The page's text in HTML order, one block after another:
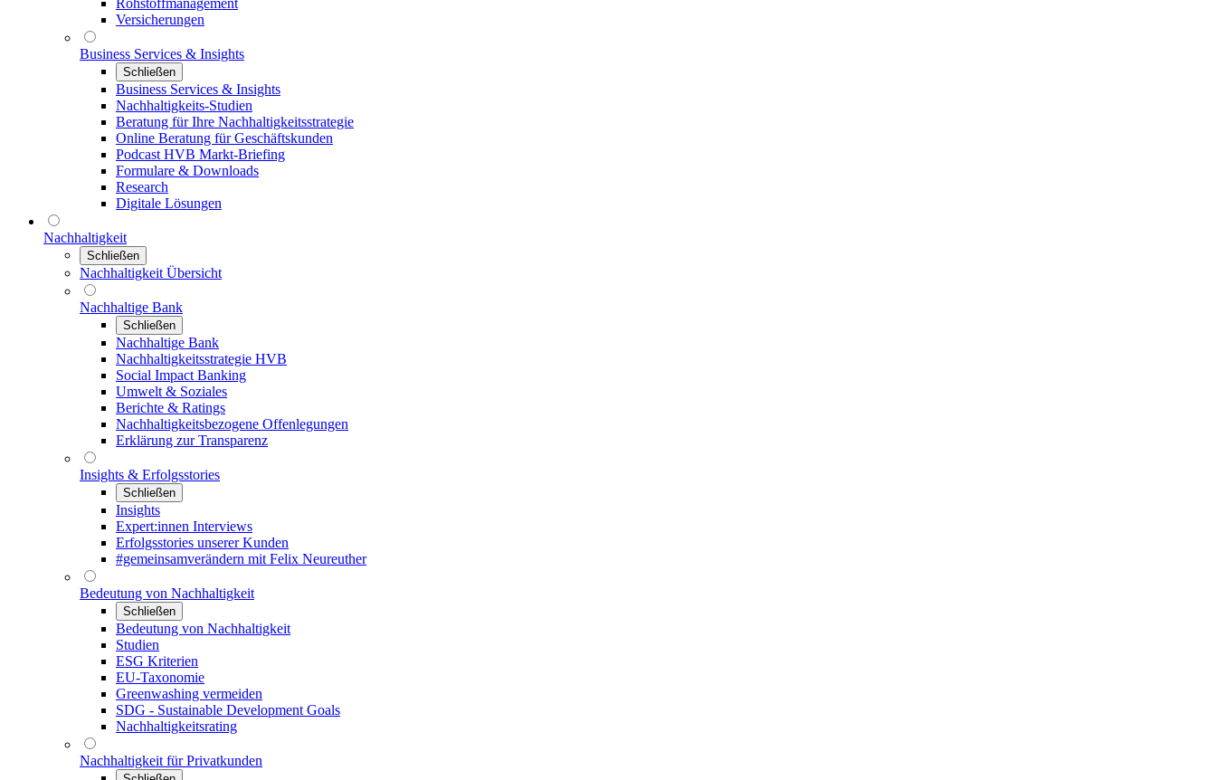
Rohstoffmanagement
Versicherungen
Business Services & Insights
Schließen
Business Services & Insights
Nachhaltigkeits-Studien
Beratung für Ihre Nachhaltigkeitsstrategie
Online Beratung für Geschäftskunden
Podcast HVB Markt-Briefing
Formulare & Downloads
Research
Digitale Lösungen
Nachhaltigkeit
Schließen
Nachhaltigkeit Übersicht
Nachhaltige Bank
Schließen
Nachhaltige Bank
Nachhaltigkeitsstrategie HVB
Social Impact Banking
Umwelt & Soziales
Berichte & Ratings
Nachhaltigkeitsbezogene Offenlegungen
Erklärung zur Transparenz
Insights & Erfolgsstories
Schließen
Insights
Expert:innen Interviews
Erfolgsstories unserer Kunden
#gemeinsamverändern mit Felix Neureuther
Bedeutung von Nachhaltigkeit
Schließen
Bedeutung von Nachhaltigkeit
Studien
ESG Kriterien
EU-Taxonomie
Greenwashing vermeiden
SDG - Sustainable Development Goals
Nachhaltigkeitsrating
Nachhaltigkeit für Privatkunden